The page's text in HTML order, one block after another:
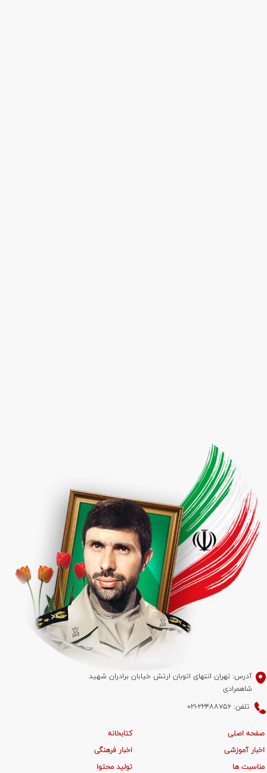
آدرس: تهران انتهای اتوبان ارتش خیابان برادران شهید
شاهمرادی
تلفن: 22488756-021
صفحه اصلی
کتابخانه
اخبار آموزشی
اخبار فرهنگی
مناسبت ها
تولید محتوا